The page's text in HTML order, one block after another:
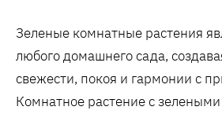
Зеленые комнатные растения
любого домашнего сада,
свежести, покоя и гармонии с
Комнатное растение с